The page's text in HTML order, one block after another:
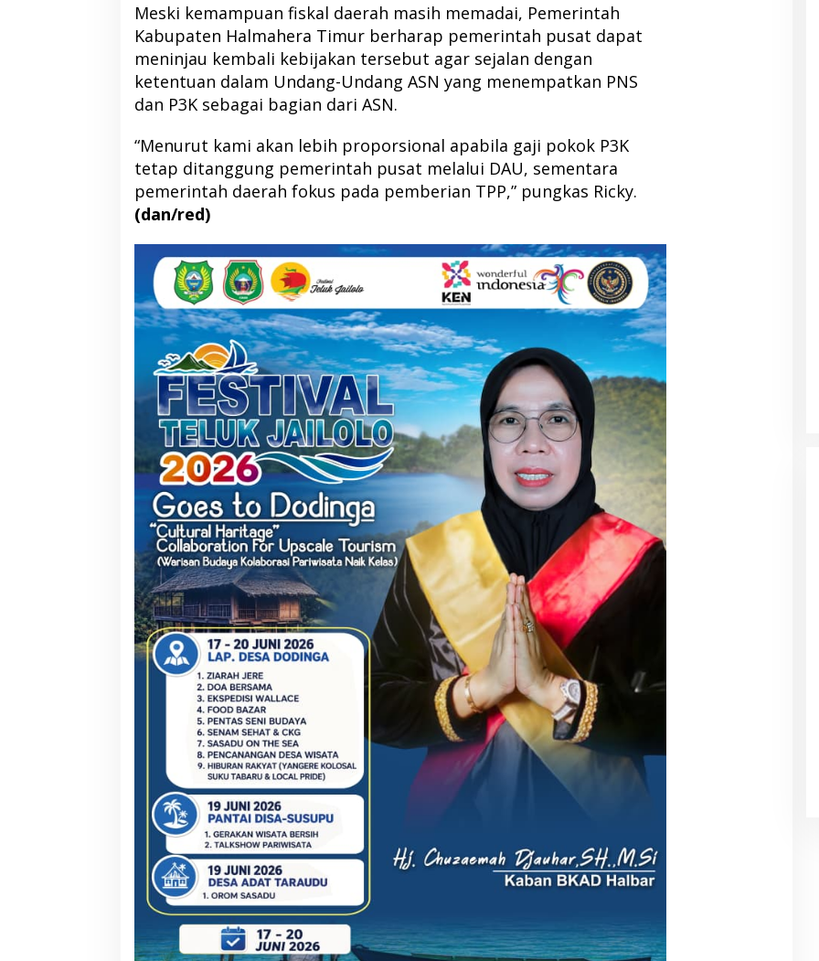
Meski kemampuan fiskal daerah masih memadai, Pemerintah
Kabupaten Halmahera Timur berharap pemerintah pusat dapat
meninjau kembali kebijakan tersebut agar sejalan dengan
ketentuan dalam Undang-Undang ASN yang menempatkan PNS
dan P3K sebagai bagian dari ASN.
“Menurut kami akan lebih proporsional apabila gaji pokok P3K
tetap ditanggung pemerintah pusat melalui DAU, sementara
pemerintah daerah fokus pada pemberian TPP,” pungkas Ricky.
(dan/red)